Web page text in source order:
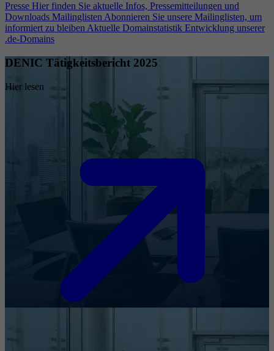
Presse Hier finden Sie aktuelle Infos, Pressemitteilungen und
Downloads Mailinglisten Abonnieren Sie unsere Mailinglisten, um
informiert zu bleiben Aktuelle Domainstatistik Entwicklung unserer
.de-Domains
DENIC Tätigkeitsbericht 2025
Hier lesen